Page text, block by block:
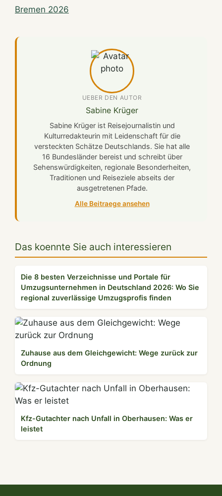
Bremen 2026
UEBER DEN AUTOR
Sabine Krüger
Sabine Krüger ist Reisejournalistin und
Kulturredakteurin mit Leidenschaft für die
versteckten Schätze Deutschlands. Sie hat alle
16 Bundesländer bereist und schreibt über
Sehenswürdigkeiten, regionale Besonderheiten,
Traditionen und Reiseziele abseits der
ausgetretenen Pfade.
Alle Beitraege ansehen
Das koennte Sie auch interessieren
Die 8 besten Verzeichnisse und Portale für
Umzugsunternehmen in Deutschland 2026: Wo Sie
regional zuverlässige Umzugsprofis finden
Zuhause aus dem Gleichgewicht: Wege zurück zur
Ordnung
Kfz-Gutachter nach Unfall in Oberhausen: Was er
leistet